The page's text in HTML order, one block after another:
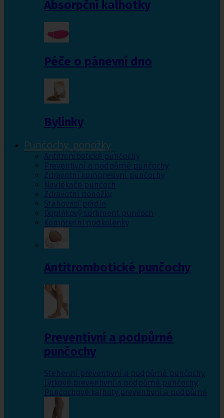
Absorpční kalhotky
Péče o pánevní dno
Bylinky
Punčochy, ponožky
Antitrombotické punčochy
Preventivní a podpůrné punčochy
Zdravotní kompresivní punčochy
Navlékače punčoch
Zdravotní ponožky
Stahovací prádlo
Doplňkový sortiment punčoch
Kompresní podkolenky
Antitrombotické punčochy
Preventivní a podpůrné
punčochy
Stehenní preventivní a podpůrné punčochy,
Lýtkové preventivní a podpůrné punčochy,
Punčochové kalhoty preventivní a podpůrné